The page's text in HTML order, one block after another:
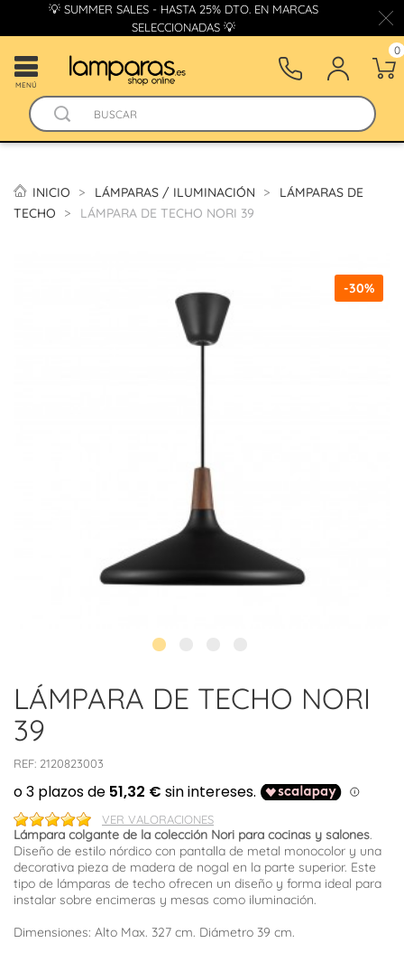
💡 SUMMER SALES - HASTA 25% DTO. EN MARCAS
SELECCIONADAS 💡
MENÚ
0
INICIO LÁMPARAS / ILUMINACIÓN
LÁMPARAS DE
TECHO
LÁMPARA DE TECHO NORI 39
-30%
LÁMPARA DE TECHO NORI
39
REF: 2120823003
VER VALORACIONES
Lámpara colgante de la colección Nori para cocinas y salones.
Diseño de estilo nórdico con pantalla de metal monocolor y una
decorativa pieza de madera de nogal en la parte superior. Este
tipo de lámparas de techo ofrecen un diseño y forma ideal para
instalar sobre encimeras y mesas como iluminación.
Dimensiones: Alto Max. 327 cm. Diámetro 39 cm.